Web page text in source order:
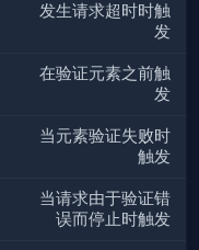
发生请求超时时触
发
在验证元素之前触
发
当元素验证失败时
触发
当请求由于验证错
误而停止时触发